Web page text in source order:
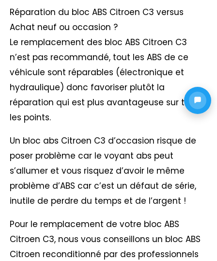
Réparation du bloc ABS Citroen C3 versus
Achat neuf ou occasion ?
Le remplacement des bloc ABS Citroen C3
n’est pas recommandé, tout les ABS de ce
véhicule sont réparables (électronique et
hydraulique) donc favoriser plutôt la
réparation qui est plus avantageuse sur tout
les points.
Un bloc abs Citroen C3 d’occasion risque de
poser problème car le voyant abs peut
s’allumer et vous risquez d’avoir le même
problème d’ABS car c’est un défaut de série,
inutile de perdre du temps et de l’argent !
Pour le remplacement de votre bloc ABS
Citroen C3, nous vous conseillons un bloc ABS
Citroen reconditionné par des professionnels